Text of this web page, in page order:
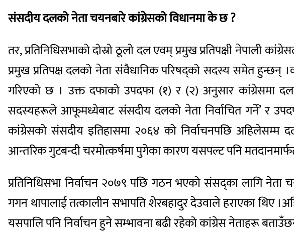
संसदीय दलको नेता चयनबारे कांग्रेसको विधानमा के छ ?
तर, प्रतिनिधिसभाको दोस्रो ठूलो दल एवम् प्रमुख प्रतिपक्षी नेपाली
प्रमुख प्रतिपक्ष दलको नेता संवैधानिक परिषद्को सदस्य समेत
गरिएको छ । उक्त दफाको उपदफा (१) र (२) अनुसार कांग्रेसमा
सदस्यहरूले आफूमध्येबाट संसदीय दलको नेता निर्वाचित गर्ने’ र
कांग्रेसको संसदीय इतिहासमा २०६४ को निर्वाचनपछि
आन्तरिक गुटबन्दी चरमोत्कर्षमा पुगेका कारण यसपल्ट पनि
प्रतिनिधिसभा निर्वाचन २०७९ पछि गठन भएको संसद्का लागि नेता
गगन थापालाई तत्कालीन सभापति शेरबहादुर देउवाले हराएका थिए
यसपालि पनि निर्वाचन हुने सम्भावना बढी रहेको कांग्रेस नेताहरू